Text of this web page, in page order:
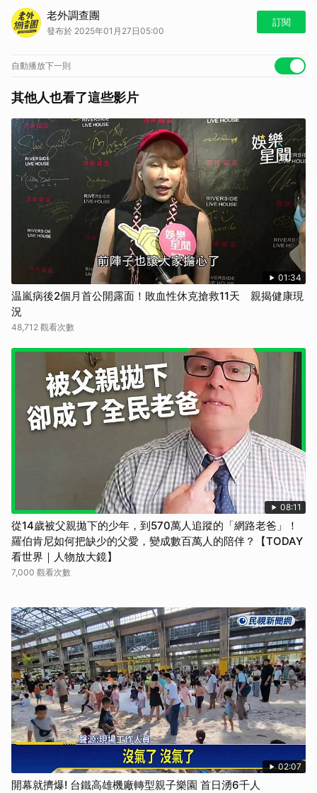
【老外調查團｜老外帶你去冒險】
部分畫面可能含有寫實內容，敬請審慎觀看
如果你喜歡老外調查團這個節目
https://lin.ee/IrSJVdW/nngo
https://lin.ee/19eXmdD
鎖定LINE TODAY看片分類，老外調查團每個禮拜與你相見
https://lin.ee/Vz6rZeQ/nngo
廣告合作信箱: dl_twab@linecorp.com
老外調查團
發布於 2025年01月27日05:00
訂閱
自動播放下一則
其他人也看了這些影片
01:34
温嵐病後2個月首公開露面！敗血性休克搶救11天 親揭健康現
況
48,712 觀看次數
08:11
從14歲被父親拋下的少年，到570萬人追蹤的「網路老爸」！
羅伯肯尼如何把缺少的父愛，變成數百萬人的陪伴？【TODAY
看世界｜人物放大鏡】
7,000 觀看次數
02:07
開幕就擠爆! 台鐵高雄機廠轉型親子樂園 首日湧6千人